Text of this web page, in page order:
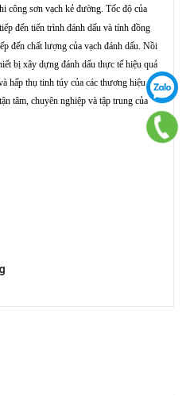
công sơn vạch kẻ đường. Tốc độ của
đến tiến trình đánh dấu và tính đồng
đến chất lượng của vạch đánh dấu. Nồi
bị xây dựng đánh dấu thực tế hiệu quả
hấp thụ tinh túy của các thương hiệu
tâm, chuyên nghiệp và tập trung của